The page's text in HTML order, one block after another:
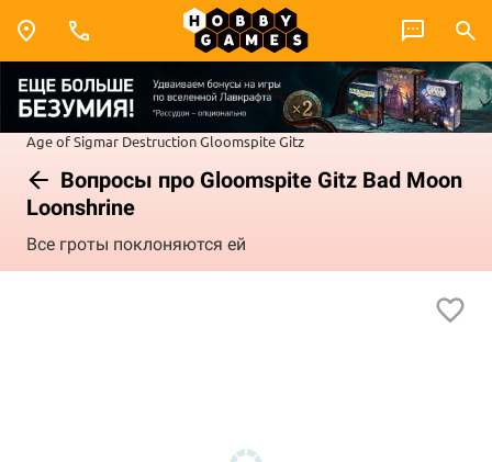
Age of Sigmar DestructionGloomspite Gitz
Вопросы про Gloomspite Gitz Bad Moon
Loonshrine
Все гроты поклоняются ей